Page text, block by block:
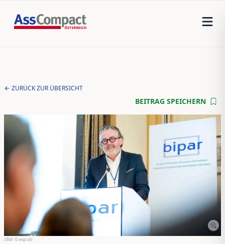
ZURÜCK ZUR ÜBERSICHT
BEITRAG SPEICHERN
(Bild:© eap.at)